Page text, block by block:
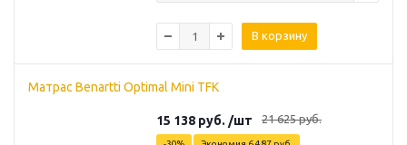
В корзину
Матрас Benartti Optimal Mini TFK
15 138 руб. /шт 21 625руб.